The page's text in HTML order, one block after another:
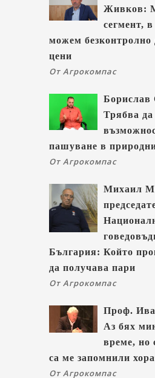
Живков:
сегмент,
можем безконтролно
цени
От Агрокомпас
Борислав
Трябва да
пашуване в
От Агрокомпас
Михаил
България: Който
да получава пари
От Агрокомпас
Проф.
Аз бях
време, но
са ме запомнили
От Агрокомпас